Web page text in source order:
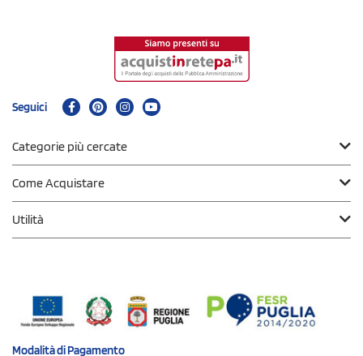
Seguici
Categorie più cercate
Come Acquistare
Utilità
Modalità diPagamento